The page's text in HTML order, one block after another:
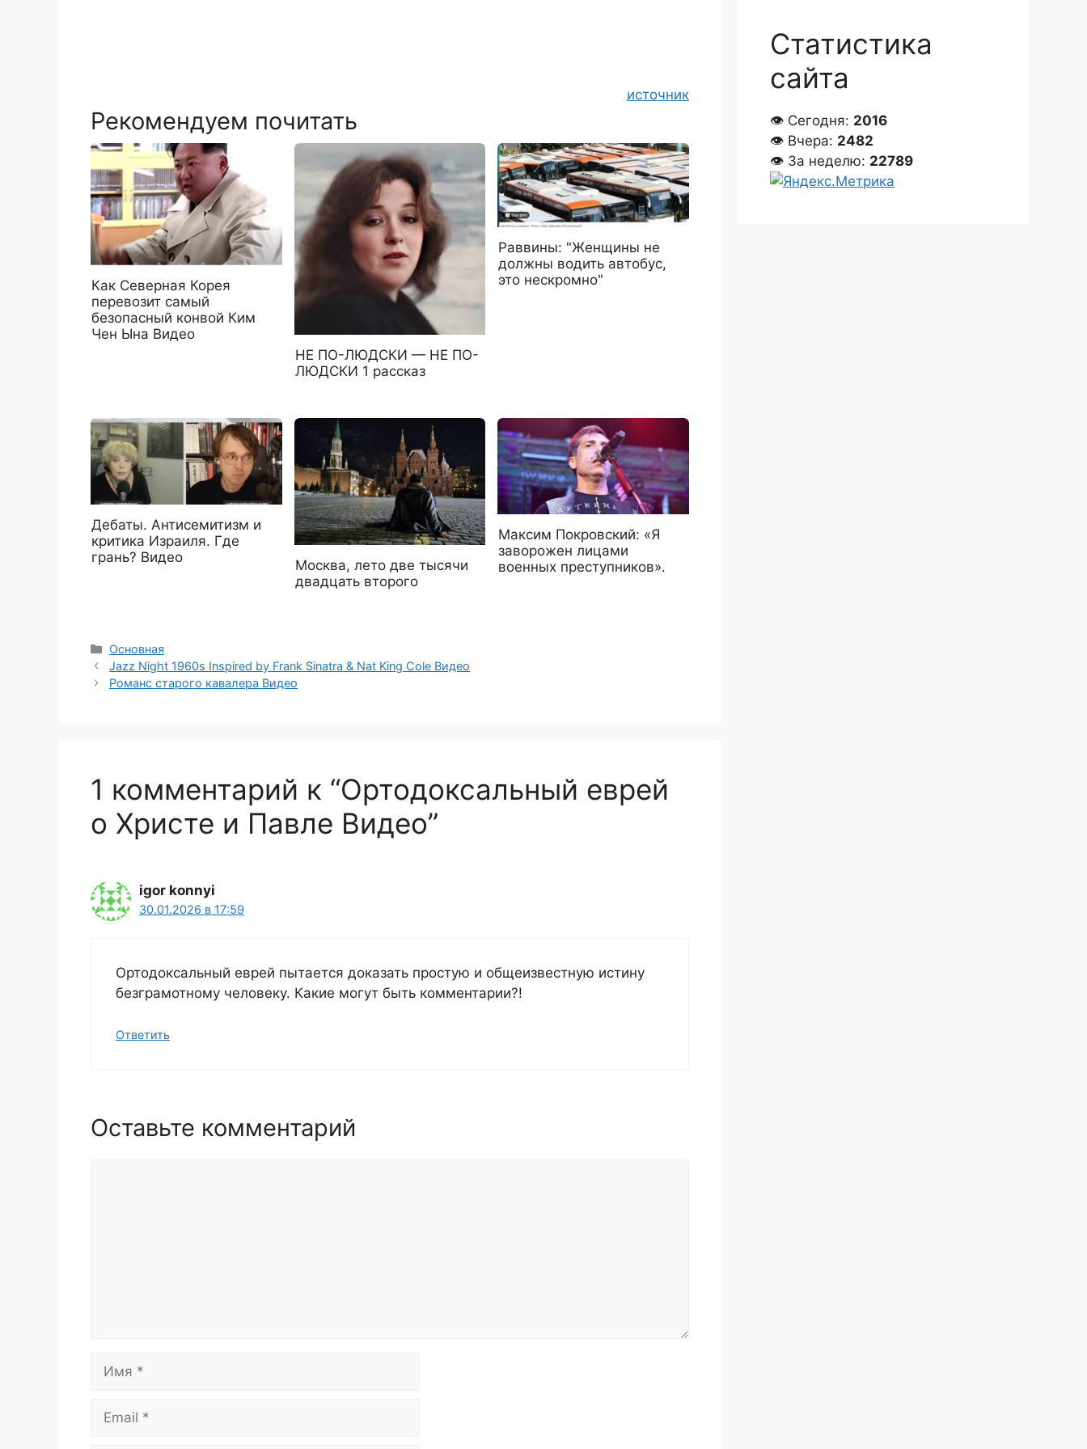
источник
Рекомендуем почитать
Как Северная Корея
перевозит самый
безопасный конвой Ким
Чен Ына Видео
НЕ ПО-ЛЮДСКИ — НЕ ПО-
ЛЮДСКИ 1 рассказ
Раввины: "Женщины не
должны водить автобус,
это нескромно"
Дебаты. Антисемитизм и
критика Израиля. Где
грань? Видео
Москва, лето две тысячи
двадцать второго
Максим Покровский: «Я
заворожен лицами
военных преступников».
Рубрики
Основная
Jazz Night 1960s Inspired by Frank Sinatra & Nat King Cole Видео
Романс старого кавалера Видео
1 комментарий к “Ортодоксальный еврей
о Христе и Павле Видео”
igor konnyi
30.01.2026 в 17:59
Ортодоксальный еврей пытается доказать простую и общеизвестную истину
безграмотному человеку. Какие могут быть комментарии?!
Ответить
Оставьте комментарий
Имя
Email
Статистика
сайта
👁 Сегодня: 2016
👁 Вчера: 2482
👁 За неделю: 22789